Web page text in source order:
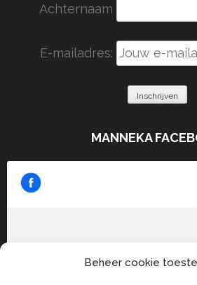
Beheer cookie
Achternaam
E-mailadres:
MANNEKA
Klik om marketing cookies te